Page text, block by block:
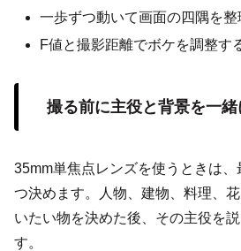
一歩ずつ動いて画面の四隅を整
F値と撮影距離でボケを調整す
撮る前に主役と背景を一
35mm単焦点レンズを使うときは
つ決めます。人物、建物、料理、
いたい物を決めた後、その主役を
す。